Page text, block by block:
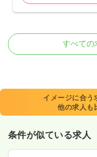
訪問看護 正看護師
8:45～17:30
日祝休み
4週8休以上
すべての
イメージに合う
他の求人も
条件が似ている求人